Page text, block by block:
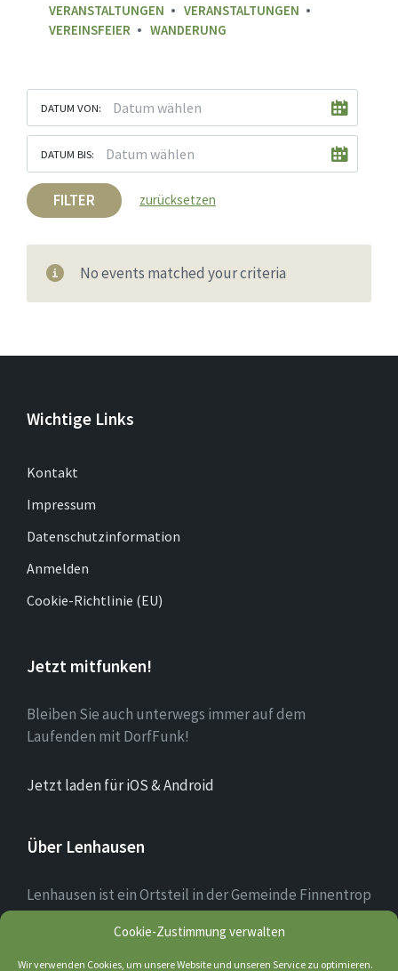
Cookie-Zustimmung verwalten
Wir verwenden Cookies, um unsere Website und unseren Service zu optimieren.
VERANSTALTUNGEN
VERANSTALTUNGEN
VEREINSFEIER
WANDERUNG
DATUM VON:
DATUM BIS:
FILTER zurücksetzen
No events matched your criteria
Wichtige Links
Kontakt
Impressum
Datenschutzinformation
Anmelden
Cookie-Richtlinie (EU)
Jetzt mitfunken!
Bleiben Sie auch unterwegs immer auf dem
Laufenden mit DorfFunk!
Jetzt laden für iOS & Android
Über Lenhausen
Lenhausen ist ein Ortsteil in der Gemeinde Finnentrop
im Sauerland mit rund 1.190 Einwohnern, der sich am
Zusammenfluss von Lenne und Fretter befindet. Das
Ortsbild des Dorfkerns ist teilweise noch altertümlich